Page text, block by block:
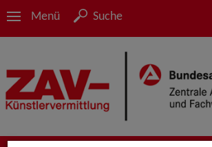
Menü Suche